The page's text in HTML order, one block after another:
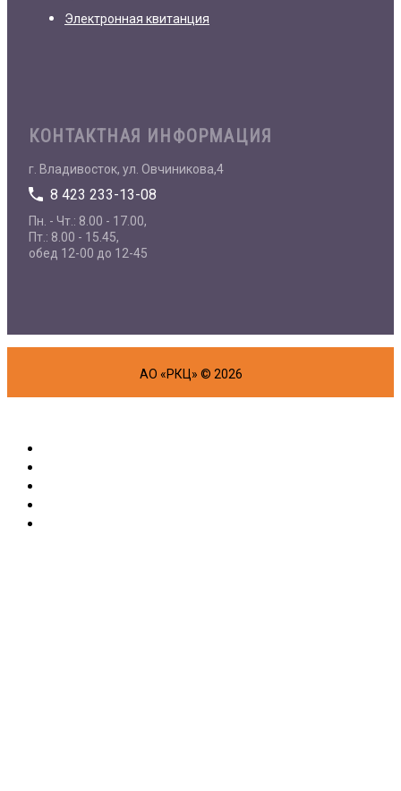
Электронная квитанция
КОНТАКТНАЯ ИНФОРМАЦИЯ
г. Владивосток, ул. Овчиникова,4
8 423 233-13-08
Пн. - Чт.: 8.00 - 17.00,
Пт.: 8.00 - 15.45,
обед 12-00 до 12-45
АО «РКЦ» © 2026